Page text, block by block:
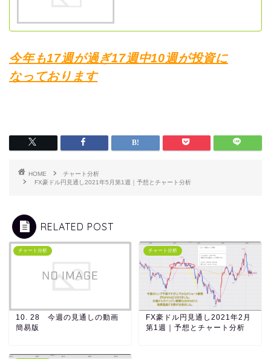
今年も17週が過ぎ17週中10週が投資に
なっております
HOME
チャート分析
FX豪ドル円見通し2021年5月第1週｜予想とチャート分析
RELATED POST
チャート分析
10. 28 今週の見通しの動画
簡易版
チャート分析
FX豪ドル円見通し2021年2月
第1週｜予想とチャート分析